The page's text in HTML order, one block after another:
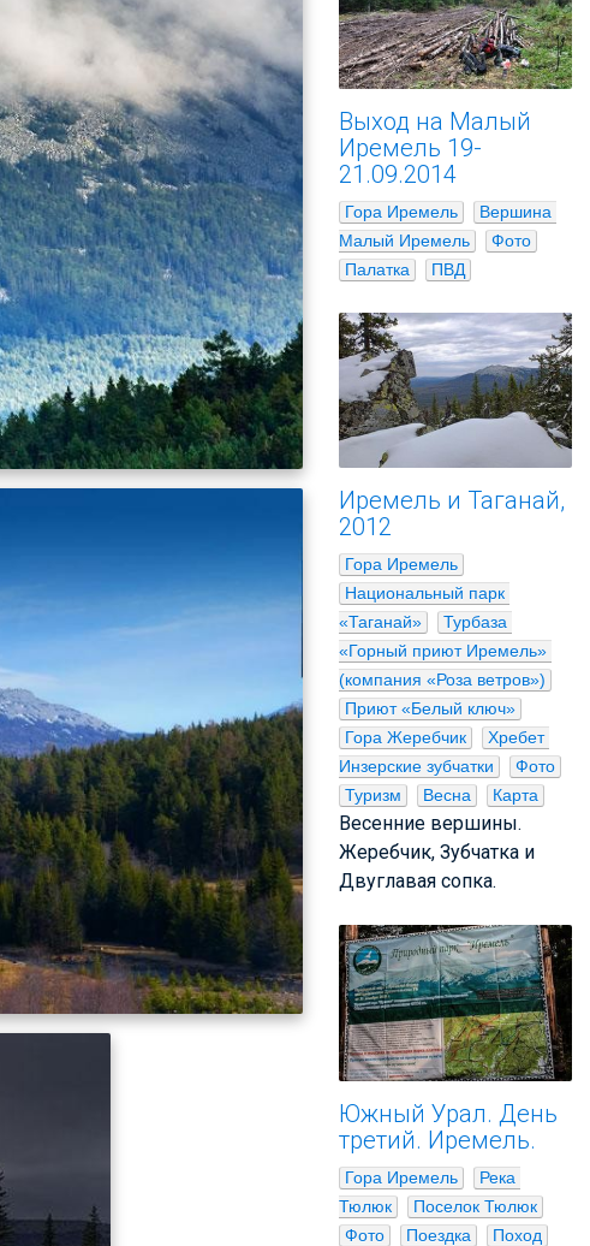
Выход на Малый
Иремель 19-
21.09.2014
Гора Иремель
Вершина
Малый Иремель
Фото
Палатка
ПВД
Иремель и Таганай,
2012
Гора Иремель
Национальный парк
«Таганай»
Турбаза
«Горный приют Иремель»
(компания «Роза ветров»)
Приют «Белый ключ»
Гора Жеребчик
Хребет
Инзерские зубчатки
Фото
Туризм
Весна Карта
Весенние вершины.
Жеребчик, Зубчатка и
Двуглавая сопка.
Южный Урал. День
третий. Иремель.
Гора Иремель
Река
Тюлюк
Поселок Тюлюк
Фото
Поездка
Поход